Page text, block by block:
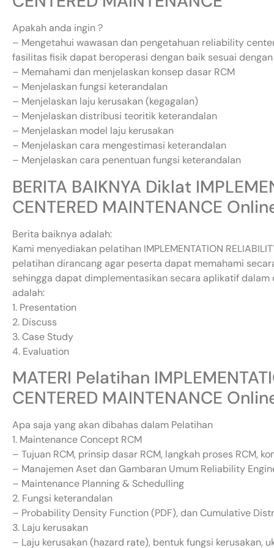
Apakah anda ingin ?
– Mengetahui wawasan dan pengetahuan reliability
fasilitas fisik dapat beroperasi dengan baik sesuai
– Memahami dan menjelaskan konsep dasar RCM
– Menjelaskan fungsi keterandalan
– Menjelaskan laju kerusakan (kegagalan)
– Menjelaskan distribusi teoritik keterandalan
– Menjelaskan model laju kerusakan
– Menjelaskan cara mengestimasi keterandalan
– Menjelaskan cara penentuan fungsi keterandalan
BERITA BAIKNYA Diklat
CENTERED MAINTENANCE
Berita baiknya adalah:
Kami menyediakan pelatihan IMPLEMENTATION
pelatihan dirancang agar peserta dapat memahami
sehingga dapat dimplementasikan secara aplikatif
adalah:
1. Presentation
2. Discuss
3. Case Study
4. Evaluation
MATERI Pelatihan
CENTERED MAINTENANCE
Apa saja yang akan dibahas dalam Pelatihan
1. Maintenance Concept RCM
– Tujuan RCM, prinsip dasar RCM, langkah proses RCM,
– Manajemen Aset dan Gambaran Umum Reliability
– Maintenance Planning & Schedulling
2. Fungsi keterandalan
– Probability Density Function (PDF), dan Cumulative
3. Laju kerusakan
– Laju kerusakan (hazard rate), bentuk fungsi kerusakan,